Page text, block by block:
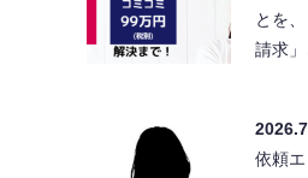
とを
請求
依頼